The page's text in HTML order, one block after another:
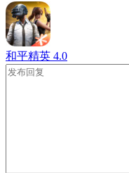
和平精英 4.0